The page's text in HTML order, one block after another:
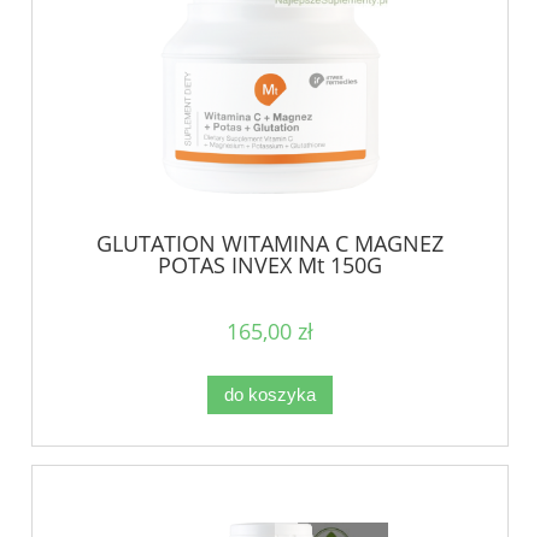
GLUTATION WITAMINA C MAGNEZ
POTAS INVEX Mt 150G
165,00 zł
do koszyka